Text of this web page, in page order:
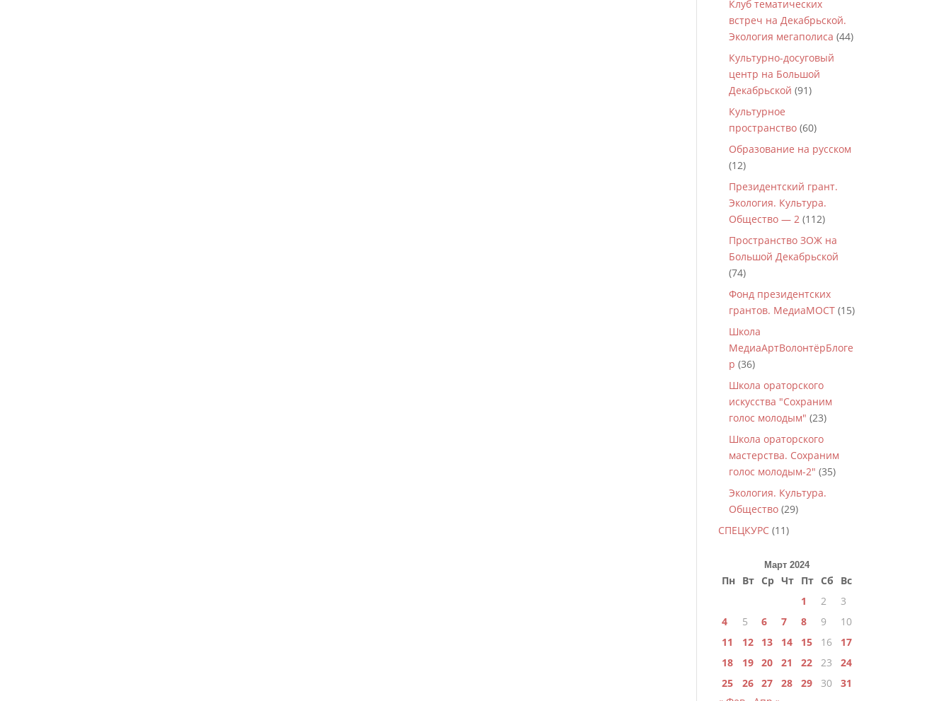
Клуб тематических
встреч на Декабрьской.
Экология мегаполиса (44)
Культурно-досуговый
центр на Большой
Декабрьской (91)
Культурное
пространство (60)
Образование на русском
(12)
Президентский грант.
Экология. Культура.
Общество — 2 (112)
Пространство ЗОЖ на
Большой Декабрьской
(74)
Фонд президентских
грантов. МедиаМОСТ (15)
Школа
МедиаАртВолонтёрБлоге
р (36)
Школа ораторского
искусства "Сохраним
голос молодым" (23)
Школа ораторского
мастерства. Сохраним
голос молодым-2" (35)
Экология. Культура.
Общество (29)
СПЕЦКУРС (11)
Март 2024
Пн Вт Ср Чт Пт Сб
Вс
1
2
3
4
5 6 7 8 9
10
11
12 13 14 15 16
17
18
19 20 21 22 23
24
25
26 27 28 29 30
31